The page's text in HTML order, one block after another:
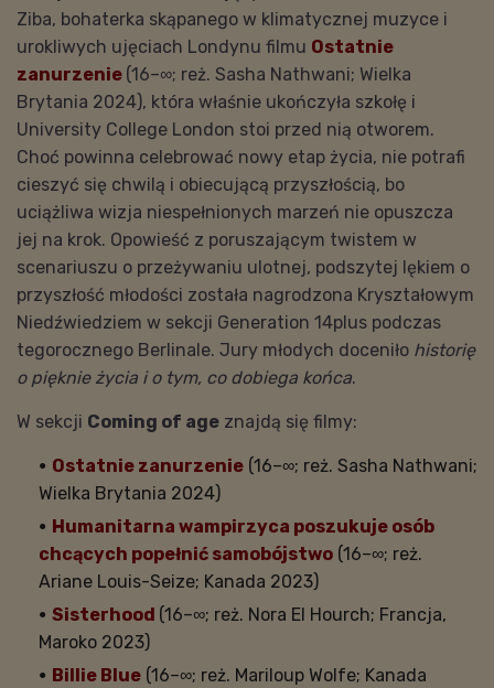
Ziba, bohaterka skąpanego w klimatycznej muzyce i
urokliwych ujęciach Londynu filmu Ostatnie
zanurzenie (16–∞; reż. Sasha Nathwani; Wielka
Brytania 2024), która właśnie ukończyła szkołę i
University College London stoi przed nią otworem.
Choć powinna celebrować nowy etap życia, nie potrafi
cieszyć się chwilą i obiecującą przyszłością, bo
uciążliwa wizja niespełnionych marzeń nie opuszcza
jej na krok. Opowieść z poruszającym twistem w
scenariuszu o przeżywaniu ulotnej, podszytej lękiem o
przyszłość młodości została nagrodzona Kryształowym
Niedźwiedziem w sekcji Generation 14plus podczas
tegorocznego Berlinale. Jury młodych doceniło historię
o pięknie życia i o tym, co dobiega końca.
W sekcji Coming of age znajdą się filmy:
Ostatnie zanurzenie (16–∞; reż. Sasha Nathwani;
Wielka Brytania 2024)
Humanitarna wampirzyca poszukuje osób
chcących popełnić samobójstwo (16–∞; reż.
Ariane Louis-Seize; Kanada 2023)
Sisterhood (16–∞; reż. Nora El Hourch; Francja,
Maroko 2023)
Billie Blue (16–∞; reż. Mariloup Wolfe; Kanada